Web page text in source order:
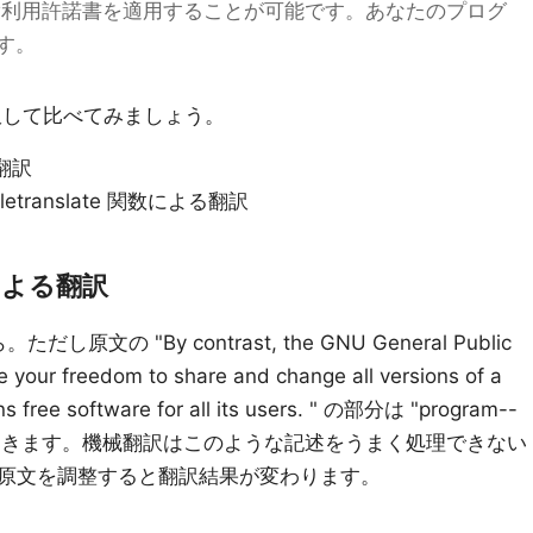
用許諾書を適用することが可能です。あなたのプログ
。
て比べてみましょう。
訳
関数による翻訳
る翻訳
ただし原文の "By contrast, the GNU General Public
your freedom to share and change all versions of a
free software for all its users. " の部分は "program--
ます。機械翻訳はこのような記述をうまく処理できない
を調整すると翻訳結果が変わります。